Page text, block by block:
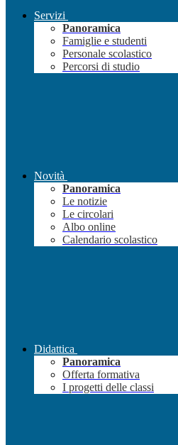
Servizi
Panoramica
Famiglie e studenti
Personale scolastico
Percorsi di studio
Novità
Panoramica
Le notizie
Le circolari
Albo online
Calendario scolastico
Didattica
Panoramica
Offerta formativa
I progetti delle classi